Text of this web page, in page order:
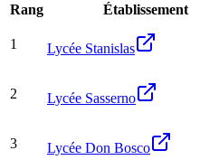
Rang Établissement
1 Lycée Stanislas
2 Lycée Sasserno
3 Lycée Don Bosco